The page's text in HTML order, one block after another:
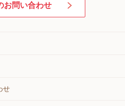
お問い合わせ
せ